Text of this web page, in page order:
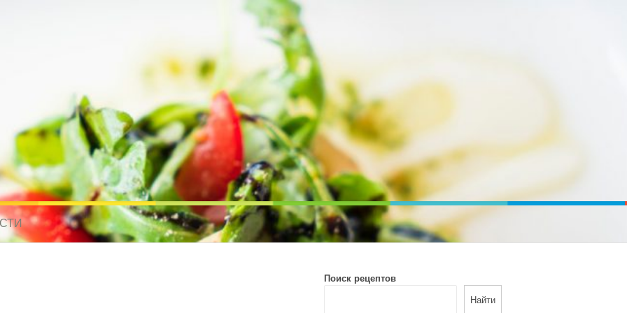
рецепты для всех
РЕЦЕПТЫ ДЛЯ МУЛЬТИВАРКИ. РЕЦЕПТЫ ДЛЯ МИКРОВОЛНОВОЙ ПЕЧИ. ДИЕТИЧЕСКОЕ ПИТАНИЕ
Поиск рецептов
Найти